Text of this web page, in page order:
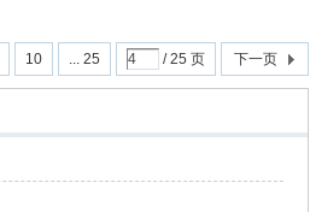
10 ... 25 / 25 页 下一页